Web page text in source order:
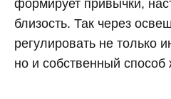
формирует привычки,
близость. Так через
регулировать не только
но и собственный способ